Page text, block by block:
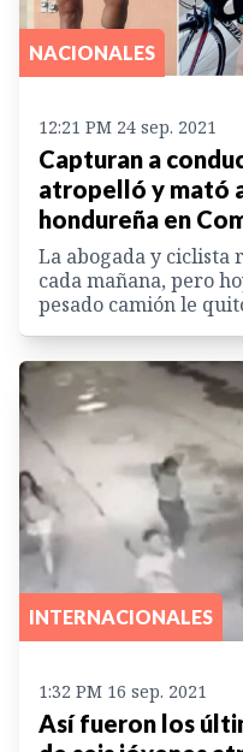
NACIONALES
12:21 PM 24 sep. 2021
Capturan a
atropelló y mató
hondureña en
La abogada y ciclista
cada mañana, pero
pesado camión le
INTERNACIONALES
1:32 PM 16 sep. 2021
Así fueron los